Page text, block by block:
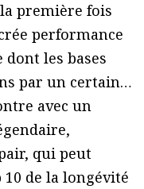
première fois
performance
les bases
par un certain…
avec un
qui peut
de la longévité